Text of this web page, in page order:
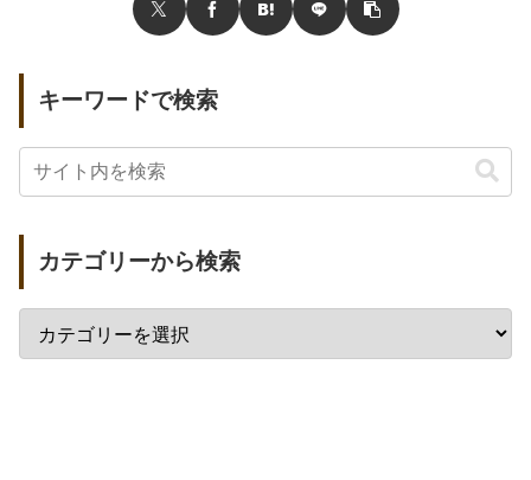
キーワードで検索
カテゴリーから検索